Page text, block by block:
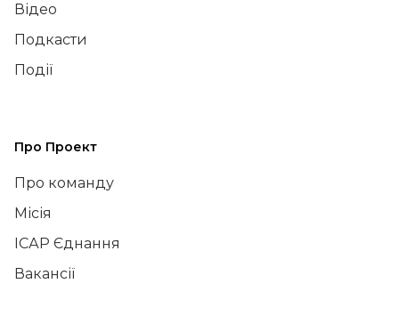
Відео
Подкасти
Події
Про Проект
Про команду
Місія
ІСАР Єднання
Вакансії